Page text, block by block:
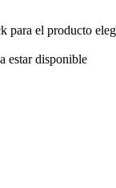
para el producto
estar disponible